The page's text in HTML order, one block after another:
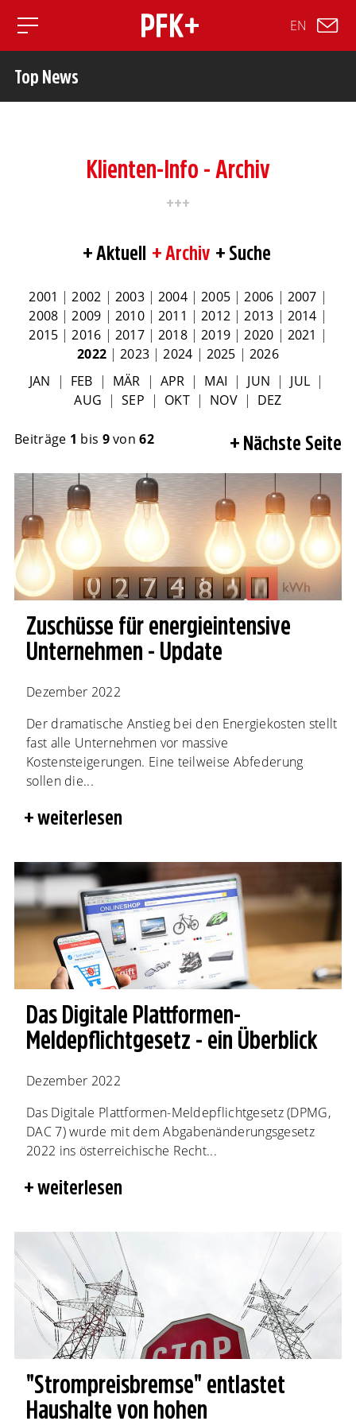
Toggle mobile navigation
EN
Top News
Klienten-Info - Archiv
Aktuell Archiv Suche
2001 |2002 | 2003| 2004 |2005 |2006 | 2007 |
2008 |2009 | 2010| 2011 |2012 |2013 | 2014 |
2015 |2016 | 2017| 2018 |2019 |2020 | 2021 |
2022 |2023 |2024 | 2025 | 2026
JAN | FEB | MÄR | APR | MAI | JUN | JUL |
AUG |SEP | OKT| NOV| DEZ
Beiträge 1 bis 9von62 Nächste Seite
Zuschüsse für energieintensive
Unternehmen - Update
Dezember 2022
Der dramatische Anstieg bei den Energiekosten stellt
fast alle Unternehmen vor massive
Kostensteigerungen. Eine teilweise Abfederung
sollen die...
weiterlesen
Das Digitale Plattformen-
Meldepflichtgesetz - ein Überblick
Dezember 2022
Das Digitale Plattformen-Meldepflichtgesetz (DPMG,
DAC 7) wurde mit dem Abgabenänderungsgesetz
2022 ins österreichische Recht...
weiterlesen
"Strompreisbremse" entlastet
Haushalte von hohen